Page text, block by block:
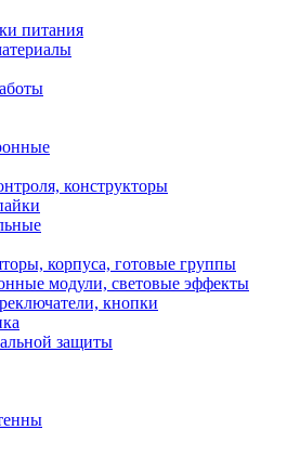
питания
конструкторы
корпуса, готовые группы
модули, световые эффекты
кнопки
защиты